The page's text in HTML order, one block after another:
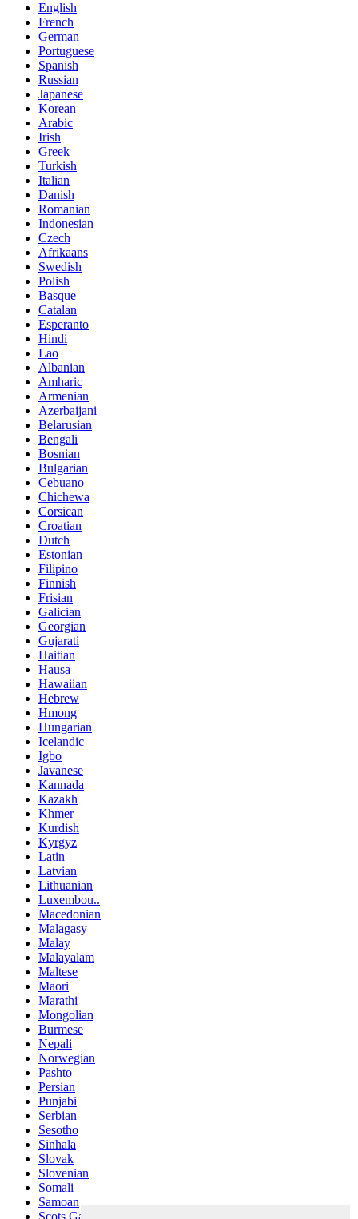
English
French
German
Portuguese
Spanish
Russian
Japanese
Korean
Arabic
Irish
Greek
Turkish
Italian
Danish
Romanian
Indonesian
Czech
Afrikaans
Swedish
Polish
Basque
Catalan
Esperanto
Hindi
Lao
Albanian
Amharic
Armenian
Azerbaijani
Belarusian
Bengali
Bosnian
Bulgarian
Cebuano
Chichewa
Corsican
Croatian
Dutch
Estonian
Filipino
Finnish
Frisian
Galician
Georgian
Gujarati
Haitian
Hausa
Hawaiian
Hebrew
Hmong
Hungarian
Icelandic
Igbo
Javanese
Kannada
Kazakh
Khmer
Kurdish
Kyrgyz
Latin
Latvian
Lithuanian
Luxembou..
Macedonian
Malagasy
Malay
Malayalam
Maltese
Maori
Marathi
Mongolian
Burmese
Nepali
Norwegian
Pashto
Persian
Punjabi
Serbian
Sesotho
Sinhala
Slovak
Slovenian
Somali
Samoan